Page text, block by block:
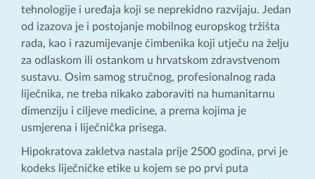
tehnologije i uređaja koji se neprekidno razvijaju. Jedan
od izazova je i postojanje mobilnog europskog tržišta
rada, kao i razumijevanje čimbenika koji utječu na želju
za odlaskom ili ostankom u hrvatskom zdravstvenom
sustavu. Osim samog stručnog, profesionalnog rada
liječnika, ne treba nikako zaboraviti na humanitarnu
dimenziju i ciljeve medicine, a prema kojima je
usmjerena i liječnička prisega.
Hipokratova zakletva nastala prije 2500 godina, prvi je
kodeks liječničke etike u kojem se po prvi puta